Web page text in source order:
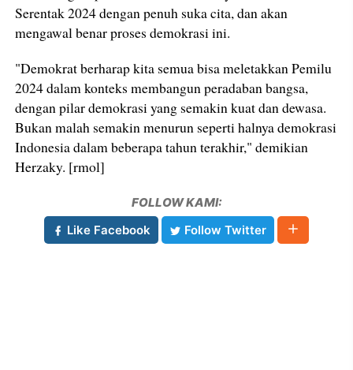
Serentak 2024 dengan penuh suka cita, dan akan
mengawal benar proses demokrasi ini.
"Demokrat berharap kita semua bisa meletakkan Pemilu
2024 dalam konteks membangun peradaban bangsa,
dengan pilar demokrasi yang semakin kuat dan dewasa.
Bukan malah semakin menurun seperti halnya demokrasi
Indonesia dalam beberapa tahun terakhir," demikian
Herzaky. [rmol]
FOLLOW KAMI:
Like Facebook
Follow Twitter